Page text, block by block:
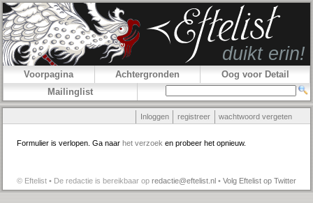
Voorpagina Achtergronden
Oog voor Detail
Mailinglist
Inloggen registreer wachtwoord vergeten
Formulier is verlopen. Ga naar het verzoek en probeer het opnieuw.
© Eftelist • De redactie is bereikbaar op redactie@eftelist.nl • Volg Eftelist op Twitter